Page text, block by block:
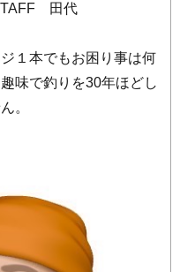
田代
１本でもお困り事は何
味で釣りを30年ほどし
。